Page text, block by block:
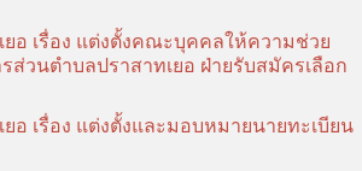
อ เรื่อง แต่งตั้งคณะบุคคลให้ความช่วย
วนตำบลปราสาทเยอ ฝ่ายรับสมัครเลือก
อ เรื่อง แต่งตั้งและมอบหมายนายทะเบียน